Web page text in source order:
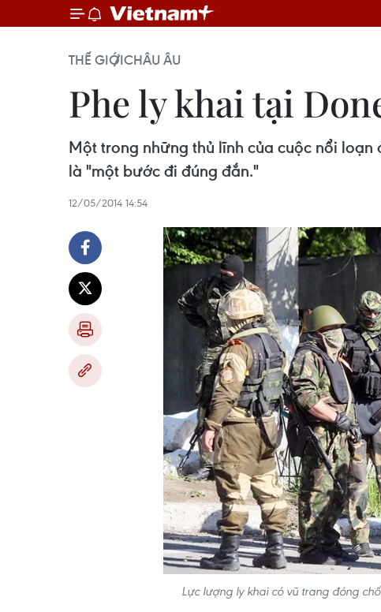
THẾ GIỚICHÂU ÂU
Phe ly khai tại
Một trong những thủ lĩnh của cuộc nổi
là "một bước đi đúng đắn."
12/05/2014 14:54
Lực lượng ly khai có vũ trang đóng